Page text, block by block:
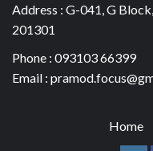
Address : G-041, G
201301
Phone : 093103 66399
Email :
Home